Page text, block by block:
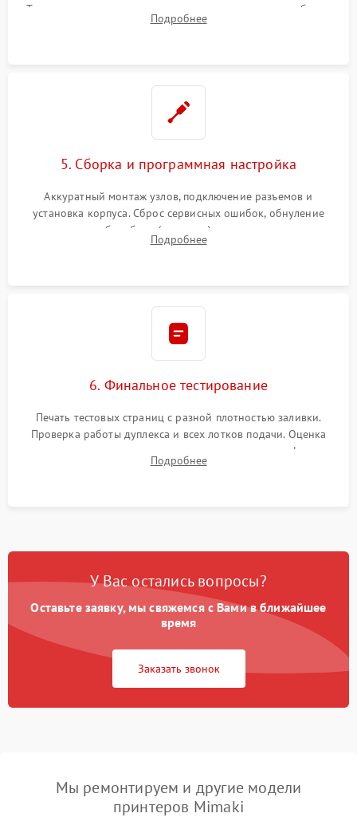
Тщательная очистка тракта печати, контактов и линз блока
лазера (LSU) от просыпанного тонера и пыли.
Подробнее
5. Сборка и программная настройка
Аккуратный монтаж узлов, подключение разъемов и
установка корпуса. Сброс сервисных ошибок, обнуление
счетчиков абсорбера (памперса) или узла переноса,
обновление прошивки и программная калибровка аппарата.
Подробнее
6. Финальное тестирование
Печать тестовых страниц с разной плотностью заливки.
Проверка работы дуплекса и всех лотков подачи. Оценка
качества запекания тонера и полное отсутствие дефектов
изображения перед выдачей готового устройства.
Подробнее
У Вас остались вопросы?
Оставьте заявку, мы свяжемся с Вами в ближайшее
время
Заказать звонок
Мы ремонтируем и другие модели
принтеров Mimaki